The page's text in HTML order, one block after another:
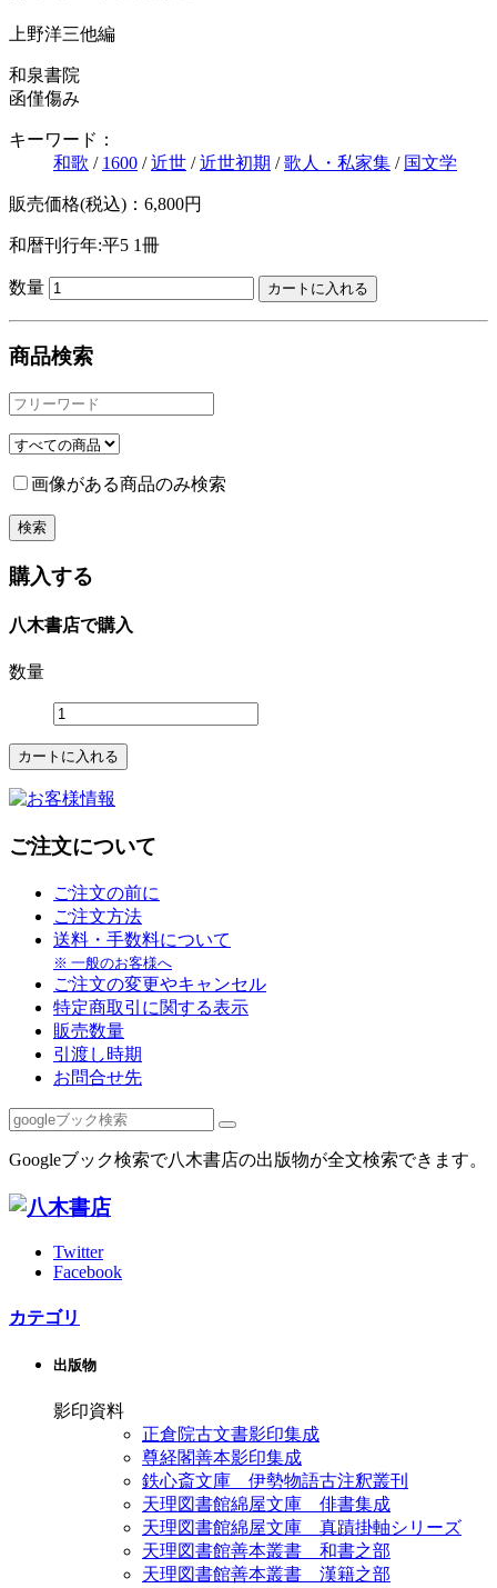
上野洋三他編
和泉書院
函僅傷み
キーワード：
和歌 / 1600 /近世 /近世初期 /歌人・私家集 / 国文学
販売価格(税込)：6,800円
和暦刊行年:平5 1冊
数量
商品検索
画像がある商品のみ検索
購入する
八木書店で購入
数量
ご注文について
ご注文の前に
ご注文方法
送料・手数料について
※ 一般のお客様へ
ご注文の変更やキャンセル
特定商取引に関する表示
販売数量
引渡し時期
お問合せ先
Googleブック検索で八木書店の出版物が全文検索できます。
Twitter
Facebook
カテゴリ
出版物
影印資料
正倉院古文書影印集成
尊経閣善本影印集成
鉄心斎文庫 伊勢物語古注釈叢刊
天理図書館綿屋文庫 俳書集成
天理図書館綿屋文庫 真蹟掛軸シリーズ
天理図書館善本叢書 和書之部
天理図書館善本叢書 漢籍之部